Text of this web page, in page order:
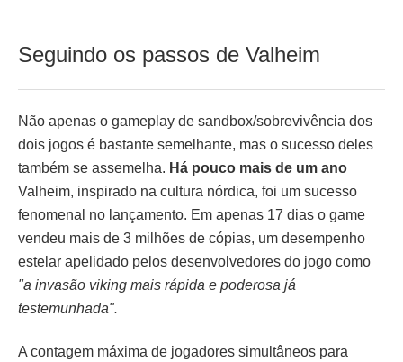
Seguindo os passos de Valheim
Não apenas o gameplay de sandbox/sobrevivência dos
dois jogos é bastante semelhante, mas o sucesso deles
também se assemelha. Há pouco mais de um ano
Valheim, inspirado na cultura nórdica, foi um sucesso
fenomenal no lançamento. Em apenas 17 dias o game
vendeu mais de 3 milhões de cópias, um desempenho
estelar apelidado pelos desenvolvedores do jogo como
"a invasão viking mais rápida e poderosa já
testemunhada".
A contagem máxima de jogadores simultâneos para